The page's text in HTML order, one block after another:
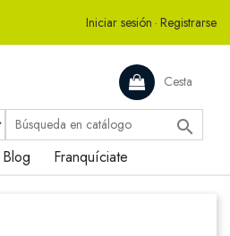
Iniciar sesión · Registrarse
Cesta

Blog Franquíciate